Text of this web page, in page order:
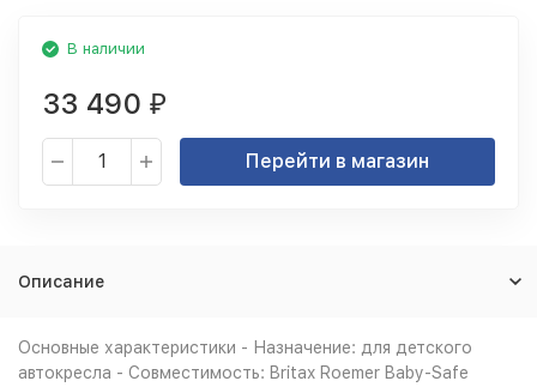
В наличии
33 490 ₽
Перейти в магазин
Описание
Основные характеристики - Назначение: для детского
автокресла - Совместимость: Britax Roemer Baby-Safe